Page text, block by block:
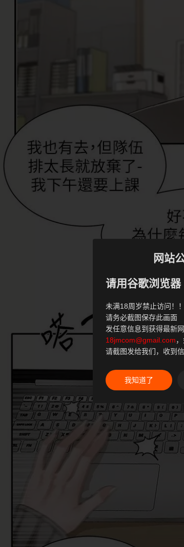
网站
请用谷歌浏览器
未满18周岁禁止访问！！
请务必截图保存此画面
发任意信息到获得最新
18jmcom@gmail.com
请截图发给我们，收到
我知道了